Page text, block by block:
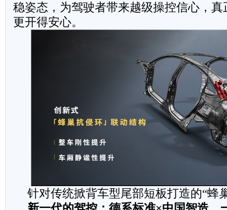
稳姿态，为驾驶者带来越级操控信心，
更开得安心。
针对传统掀背车型尾部短板打造的“蜂